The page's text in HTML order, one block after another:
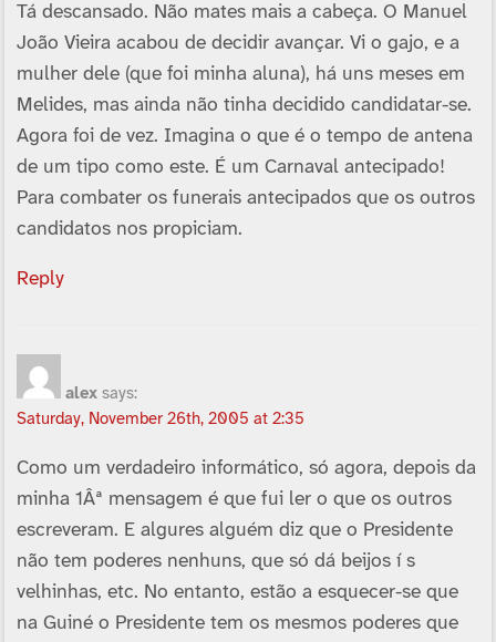
Tá descansado. Não mates mais a cabeça. O Manuel
João Vieira acabou de decidir avançar. Vi o gajo, e a
mulher dele (que foi minha aluna), há uns meses em
Melides, mas ainda não tinha decidido candidatar-se.
Agora foi de vez. Imagina o que é o tempo de antena
de um tipo como este. É um Carnaval antecipado!
Para combater os funerais antecipados que os outros
candidatos nos propiciam.
Reply
alex says:
Saturday, November 26th, 2005 at 2:35
Como um verdadeiro informático, só agora, depois da
minha 1Âª mensagem é que fui ler o que os outros
escreveram. E algures alguém diz que o Presidente
não tem poderes nenhuns, que só dá beijos í s
velhinhas, etc. No entanto, estão a esquecer-se que
na Guiné o Presidente tem os mesmos poderes que